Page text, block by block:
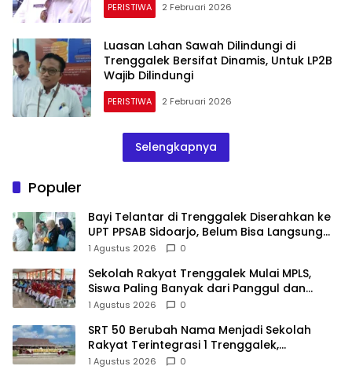
PERISTIWA 2 Februari 2026
Luasan Lahan Sawah Dilindungi di
Trenggalek Bersifat Dinamis, Untuk LP2B
Wajib Dilindungi
PERISTIWA 2 Februari 2026
Selengkapnya
Populer
Bayi Telantar di Trenggalek Diserahkan ke
UPT PPSAB Sidoarjo, Belum Bisa Langsung
Diadopsi
1 Agustus 2026 0
Sekolah Rakyat Trenggalek Mulai MPLS,
Siswa Paling Banyak dari Panggul dan
Gandusari
1 Agustus 2026 0
SRT 50 Berubah Nama Menjadi Sekolah
Rakyat Terintegrasi 1 Trenggalek,
Nomenklatur Berubah
1 Agustus 2026 0